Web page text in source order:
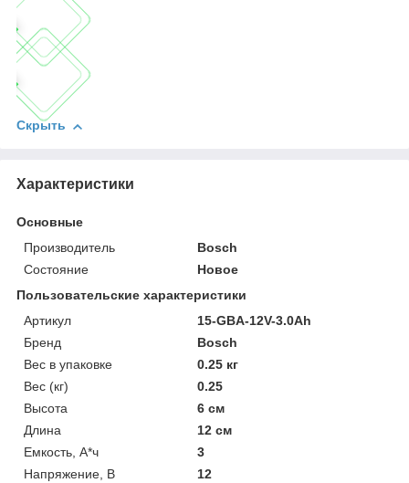
Скрыть
Характеристики
Основные
Производитель
Bosch
Состояние
Новое
Пользовательские характеристики
Артикул
15-GBA-12V-3.0Ah
Бренд
Bosch
Вес в упаковке
0.25 кг
Вес (кг)
0.25
Высота
6 см
Длина
12 см
Емкость, А*ч
3
Напряжение, В
12